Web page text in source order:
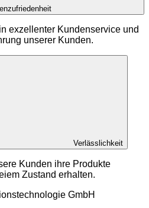
exzellenter Kundenservice und
unserer Kunden.
Verlässlichkeit
Kunden ihre Produkte
Zustand erhalten.
GmbH